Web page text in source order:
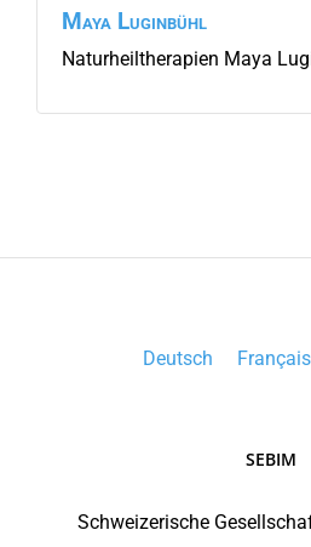
Maya Luginbühl
Naturheiltherapien Maya
Deutsch Français
SEBIM
Schweizerische